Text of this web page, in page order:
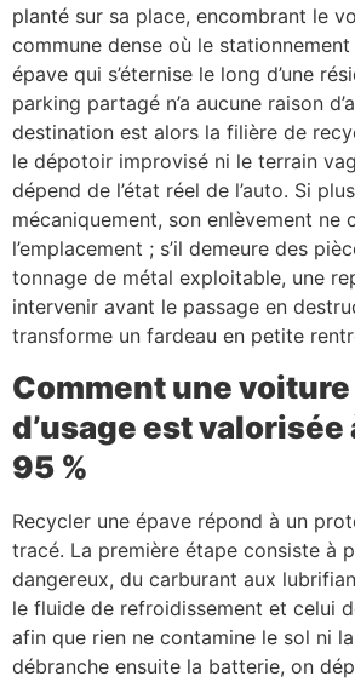
planté sur sa place, encombrant le
commune dense où le
épave qui s’éternise le long d’une
parking partagé n’a aucune raison
destination est alors la filière de
le dépotoir improvisé ni le terrain
dépend de l’état réel de l’auto. Si
mécaniquement, son enlèvement ne
l’emplacement ; s’il demeure des
tonnage de métal exploitable, une
intervenir avant le passage en
transforme un fardeau en petite
Comment une
d’usage est valorisée
95 %
Recycler une épave répond à un
tracé. La première étape consiste à
dangereux, du carburant aux
le fluide de refroidissement et celui
afin que rien ne contamine le sol ni
débranche ensuite la batterie, on